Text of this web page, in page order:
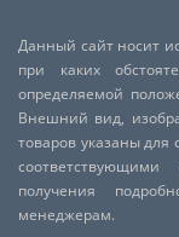
Данный сайт носит
при каких
определяемой
Внешний вид,
товаров указаны для
получения
менеджерам.